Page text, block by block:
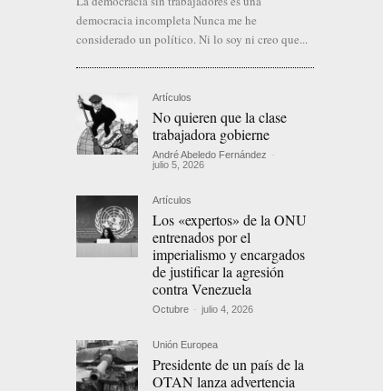
democracia incompleta Nunca me he
considerado un político. Ni lo soy ni creo que...
Artículos
No quieren que la clase
trabajadora gobierne
André Abeledo Fernández -
julio 5, 2026
Artículos
Los «expertos» de la ONU
entrenados por el
imperialismo y encargados
de justificar la agresión
contra Venezuela
Octubre - julio 4, 2026
Unión Europea
Presidente de un país de la
OTAN lanza advertencia